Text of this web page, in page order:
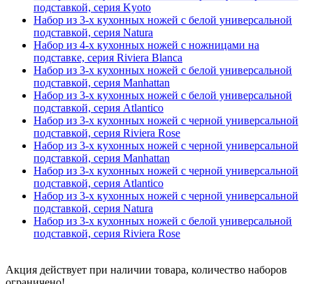
подставкой, серия Kyoto
Набор из 3-х кухонных ножей с белой универсальной
подставкой, серия Natura
Набор из 4-х кухонных ножей с ножницами на
подставке, серия Riviera Blanca
Набор из 3-х кухонных ножей с белой универсальной
подставкой, серия Manhattan
Набор из 3-х кухонных ножей с белой универсальной
подставкой, серия Atlantico
Набор из 3-х кухонных ножей с черной универсальной
подставкой, серия Riviera Rose
Набор из 3-х кухонных ножей с черной универсальной
подставкой, серия Manhattan
Набор из 3-х кухонных ножей с черной универсальной
подставкой, серия Atlantico
Набор из 3-х кухонных ножей с черной универсальной
подставкой, серия Natura
Набор из 3-х кухонных ножей с белой универсальной
подставкой, серия Riviera Rose
Акция действует при наличии товара, количество наборов